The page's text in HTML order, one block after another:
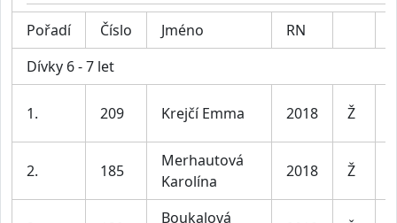
Pořadí Číslo Jméno RN
Dívky 6 - 7 let
1. 209 Krejčí Emma 2018 Ž
2. 185
Merhautová
Karolína
2018 Ž
Boukalová